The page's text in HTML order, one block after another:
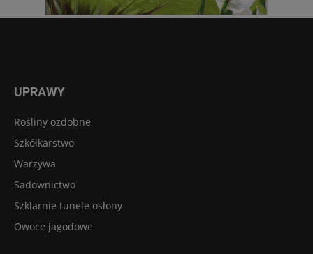
UPRAWY
Rośliny ozdobne
Szkółkarstwo
Warzywa
Sadownictwo
Szklarnie tunele osłony
Owoce jagodowe